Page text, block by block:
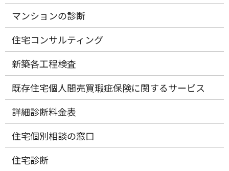
マンションの診断
住宅コンサルティング
新築各工程検査
既存住宅個人間売買瑕疵保険に関するサービス
詳細診断料金表
住宅個別相談の窓口
住宅診断